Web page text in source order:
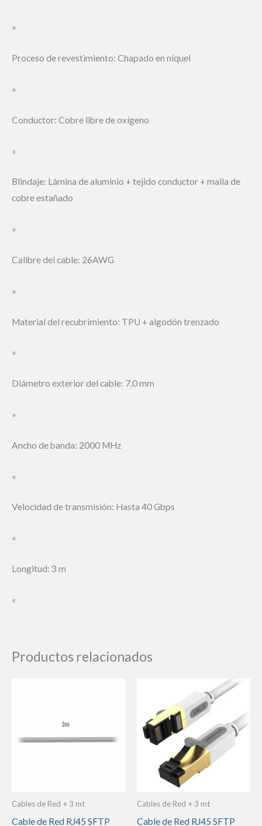
»
Proceso de revestimiento: Chapado en níquel
»
Conductor: Cobre libre de oxígeno
»
Blindaje: Lámina de aluminio + tejido conductor + malla de
cobre estañado
»
Calibre del cable: 26AWG
»
Material del recubrimiento: TPU + algodón trenzado
»
Diámetro exterior del cable: 7.0 mm
»
Ancho de banda: 2000 MHz
»
Velocidad de transmisión: Hasta 40 Gbps
»
Longitud: 3 m
«
Productos relacionados
Cables de Red + 3 mt
Cable de Red RJ45 SFTP
Cables de Red + 3 mt
Cable de Red RJ45 SFTP